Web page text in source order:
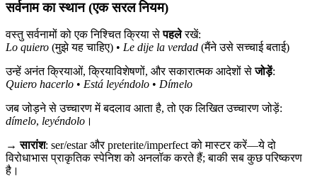
सर्वनाम का स्थान (एक सरल नियम)
वस्तु सर्वनामों को एक निश्चित क्रिया सेपहलेरखें:
Lo quiero (मुझे यह चाहिए) • Le dije la verdad (मैंने उसे सच्चाई बताई)
उन्हें अनंत क्रियाओं, क्रियाविशेषणों, और सकारात्मक आदेशों सेजोड़ें:
Quiero hacerlo • Está leyéndolo • Dímelo
जब जोड़ने से उच्चारण में बदलाव आता है, तो एक लिखित उच्चारण जोड़ें:
dímelo, leyéndolo ।
→सारांश: ser/estar और preterite/imperfect को मास्टर करें—ये दो
विरोधाभास प्राकृतिक स्पेनिश को अनलॉक करते हैं; बाकी सब कुछ परिष्करण
है।